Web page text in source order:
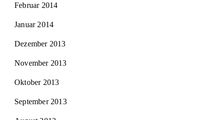
Februar 2014
Januar 2014
Dezember 2013
November 2013
Oktober 2013
September 2013